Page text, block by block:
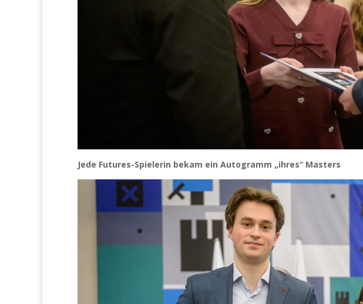
Jede Futures-Spielerin bekam ein Autogramm „ihres“ Masters